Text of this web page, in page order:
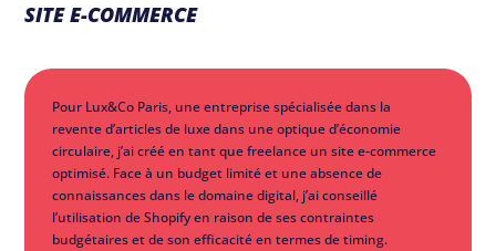
SITE E-COMMERCE
Pour Lux&Co Paris, une entreprise spécialisée dans la
revente d’articles de luxe dans une optique d’économie
circulaire, j’ai créé en tant que freelance un site e-commerce
optimisé. Face à un budget limité et une absence de
connaissances dans le domaine digital, j’ai conseillé
l’utilisation de Shopify en raison de ses contraintes
budgétaires et de son efficacité en termes de timing.